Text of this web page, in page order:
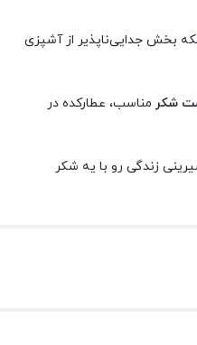
بخش جدایی‌ناپذیر از آشپزی
شکر مناسب، عطارکده در
زندگی رو با یه شکر